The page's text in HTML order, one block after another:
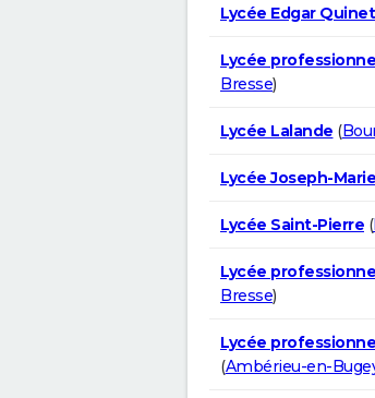
Lycée Edgar Quinet
Lycée
Bresse)
Lycée Lalande (
Lycée Joseph-
Lycée Saint-Pierre (
Lycée
Bresse)
Lycée
(Ambérieu-en-